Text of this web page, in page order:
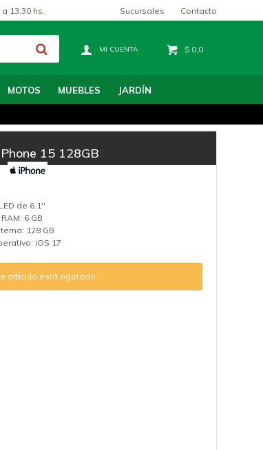
MOTOS MUEBLES JARDÍN
$ 0,0
13:30 hs. Sucursales Contacto
15 128GB
de 6.1''
6 GB
128 GB
iOS 17
artículo está agotado.